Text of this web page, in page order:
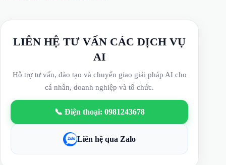
LIÊN HỆ TƯ VẤN CÁC DỊCH VỤ
AI
Hỗ trợ tư vấn, đào tạo và chuyển giao giải pháp AI cho
cá nhân, doanh nghiệp và tổ chức.
📞 Điện thoại: 0981243678
Liên hệ qua Zalo